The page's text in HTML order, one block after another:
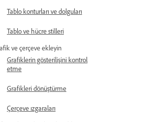
Tablo konturları ve dolguları
Tablo ve hücre stilleri
ve çerçeve ekleyin
Grafiklerin gösterilişini kontrol
etme
Grafikleri dönüştürme
Çerçeve ızgaraları